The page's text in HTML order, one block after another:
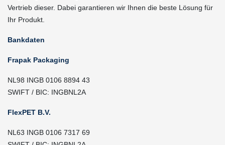
Vertrieb dieser. Dabei garantieren wir Ihnen die beste Lösung für
Ihr Produkt.
Bankdaten
Frapak Packaging
NL98 INGB 0106 8894 43
SWIFT / BIC: INGBNL2A
FlexPET B.V.
NL63 INGB 0106 7317 69